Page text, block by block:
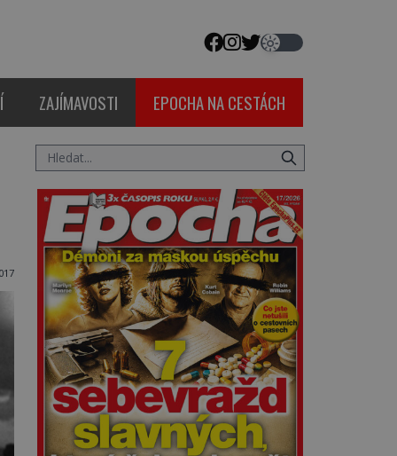
ZAJÍMAVOSTI EPOCHA NA CESTÁCH